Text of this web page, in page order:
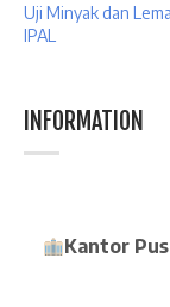
Uji Minyak dan
IPAL
INFORMATION
Kantor